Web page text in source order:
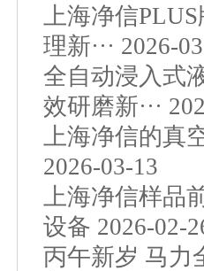
上海净信
理新··· 2026-
全自动浸入式
效研磨新···
上海净信的真
2026-03-13
上海净信样品
设备 2026-02-
丙午新岁 马力